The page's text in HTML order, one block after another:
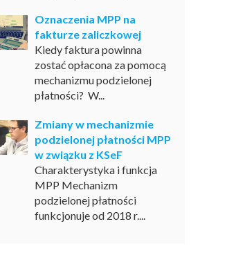
Oznaczenia MPP na
fakturze zaliczkowej
Kiedy faktura powinna
zostać opłacona za pomocą
mechanizmu podzielonej
płatności? W...
Zmiany w mechanizmie
podzielonej płatności MPP
w związku z KSeF
Charakterystyka i funkcja
MPP Mechanizm
podzielonej płatności
funkcjonuje od 2018 r....